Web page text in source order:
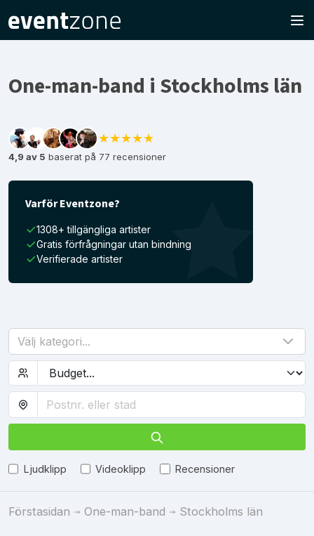
One-man-band i Stockholms län
★★★★★
4,9 av 5 baserat på 77 recensioner
Varför Eventzone?
1308+ tillgängliga artister
Gratis förfrågningar utan bindning
Verifierade artister
Välj kategori...
Ljudklipp Videoklipp Recensioner
Förstasidan One-man-band Stockholms län